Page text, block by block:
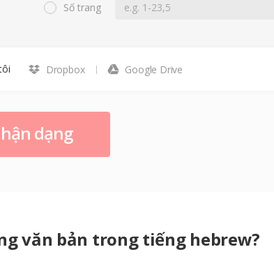
Số trang
Dropbox Google Drive
dạng
văn bản trong tiếng hebrew?